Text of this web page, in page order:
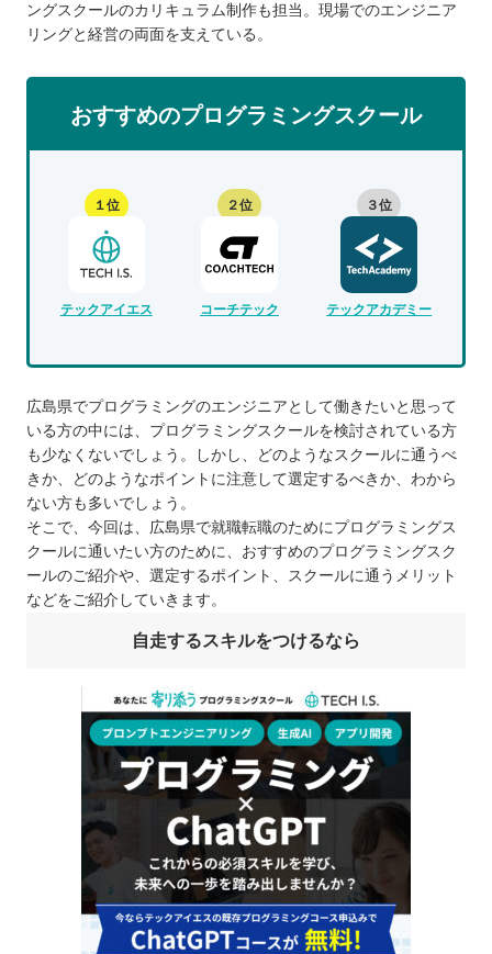
ングスクールのカリキュラム制作も担当。現場でのエンジニア
リングと経営の両面を支えている。
おすすめのプログラミングスクール
１位
テックアイエス
２位
コーチテック
３位
テックアカデミー
広島県でプログラミングのエンジニアとして働きたいと思って
いる方の中には、プログラミングスクールを検討されている方
も少なくないでしょう。しかし、どのようなスクールに通うべ
きか、どのようなポイントに注意して選定するべきか、わから
ない方も多いでしょう。
そこで、今回は、広島県で就職転職のためにプログラミングス
クールに通いたい方のために、おすすめのプログラミングスク
ールのご紹介や、選定するポイント、スクールに通うメリット
などをご紹介していきます。
自走するスキルをつけるなら